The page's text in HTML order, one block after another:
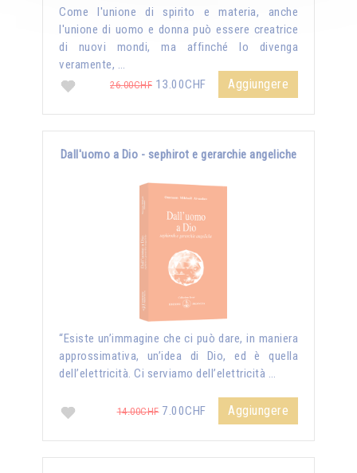
Come l'unione di spirito e materia, anche
l'unione di uomo e donna può essere creatrice
di nuovi mondi, ma affinché lo divenga
veramente, …
26.00CHF 13.00CHF Aggiungere
Dall'uomo a Dio - sephirot e gerarchie angeliche
“Esiste un’immagine che ci può dare, in maniera
approssimativa, un’idea di Dio, ed è quella
dell’elettricità. Ci serviamo dell’elettricità …
14.00CHF7.00CHF Aggiungere